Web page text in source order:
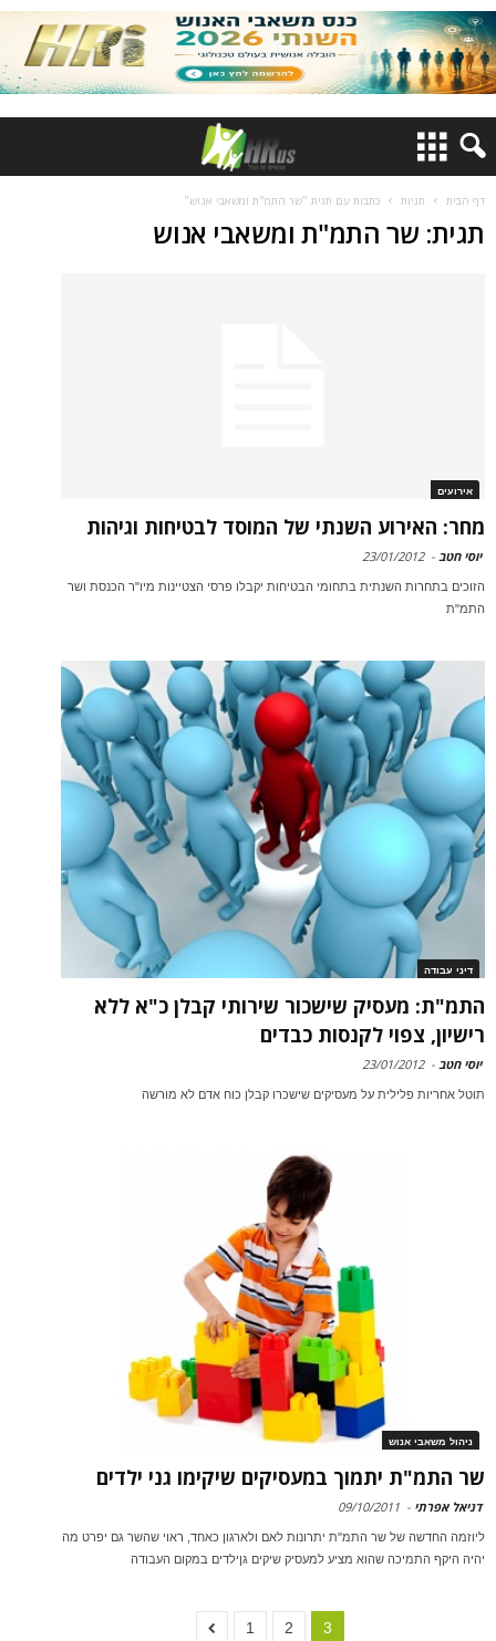
דף הבית תגיות כתבות עם תגית "שר התמ"ת ומשאבי אנוש"
תגית: שר התמ"ת ומשאבי אנוש
אירועים
מחר: האירוע השנתי של המוסד לבטיחות וגיהות
יוסי חטב -
23/01/2012
הזוכים בתחרות השנתית בתחומי הבטיחות יקבלו פרסי הצטיינות מיו"ר הכנסת ושר
התמ"ת
דיני עבודה
התמ"ת: מעסיק שישכור שירותי קבלן כ"א ללא
רישיון, צפוי לקנסות כבדים
יוסי חטב -
23/01/2012
תוטל אחריות פלילית על מעסיקים שישכרו קבלן כוח אדם לא מורשה
ניהול משאבי אנוש
שר התמ"ת יתמוך במעסיקים שיקימו גני ילדים
דניאל אפרתי -
09/10/2011
ליוזמה החדשה של שר התמ"ת יתרונות לאם ולארגון כאחד, ראוי שהשר גם יפרט מה
יהיה היקף התמיכה שהוא מציע למעסיק שיקים גןילדים במקום העבודה
1 2 3